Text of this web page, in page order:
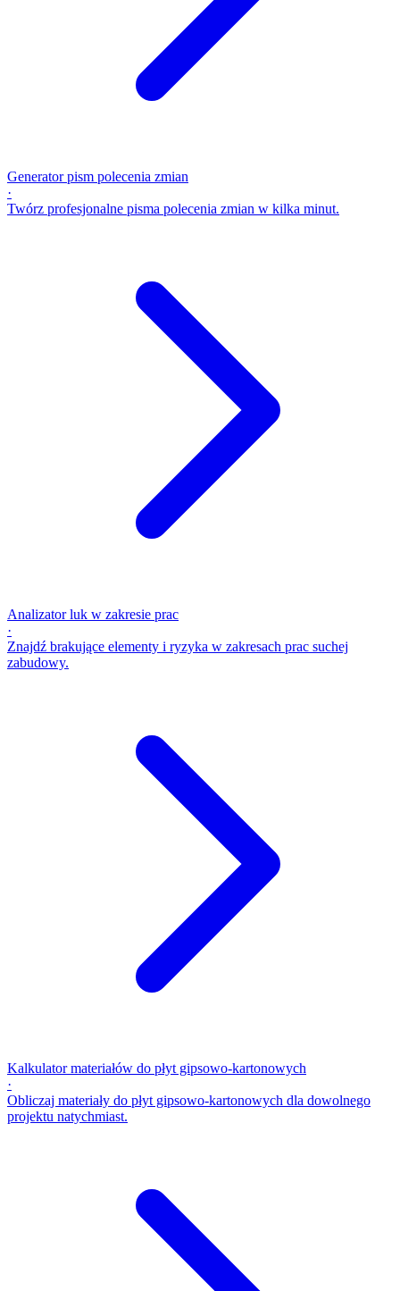
Generator pism polecenia zmian
·
Twórz profesjonalne pisma polecenia zmian w kilka minut.
Analizator luk w zakresie prac
·
Znajdź brakujące elementy i ryzyka w zakresach prac suchej
zabudowy.
Kalkulator materiałów do płyt gipsowo-kartonowych
·
Obliczaj materiały do płyt gipsowo-kartonowych dla dowolnego
projektu natychmiast.